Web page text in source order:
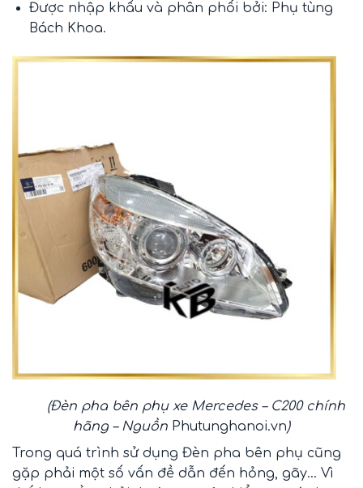
Được nhập khẩu và phân phối bởi: Phụ tùng
Bách Khoa.
(Đèn pha bên phụ xe Mercedes – C200 chính
hãng – Nguồn Phutunghanoi.vn)
Trong quá trình sử dụng Đèn pha bên phụ cũng
gặp phải một số vấn đề dẫn đến hỏng, gãy… Vì